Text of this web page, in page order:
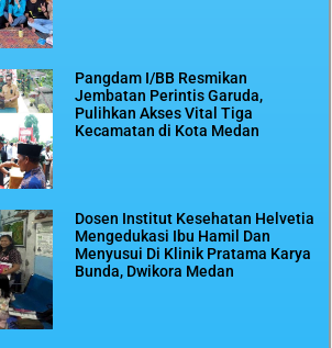
Pangdam I/BB Resmikan
Jembatan Perintis Garuda,
Pulihkan Akses Vital Tiga
Kecamatan di Kota Medan
Dosen Institut Kesehatan Helvetia
Mengedukasi Ibu Hamil Dan
Menyusui Di Klinik Pratama Karya
Bunda, Dwikora Medan